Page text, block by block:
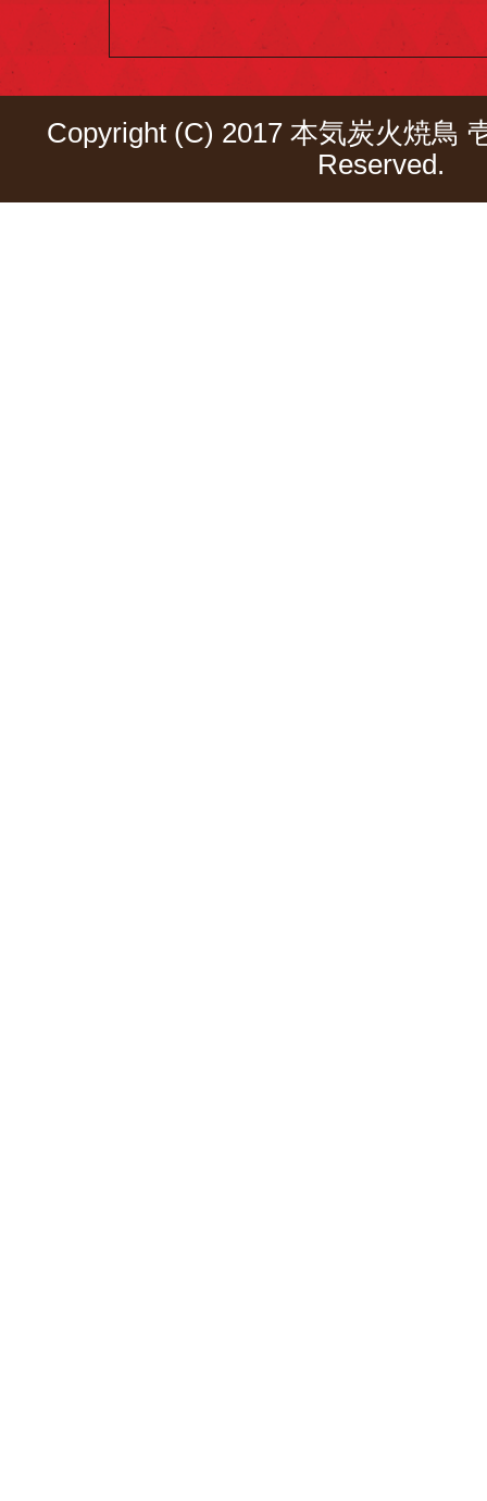
Copyright (C) 2017 本気炭火焼鳥
Reserved.